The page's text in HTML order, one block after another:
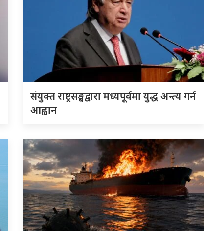
संयुक्त राष्ट्रसङ्घद्वारा मध्यपूर्वमा युद्ध अन्त्य गर्न
आह्वान